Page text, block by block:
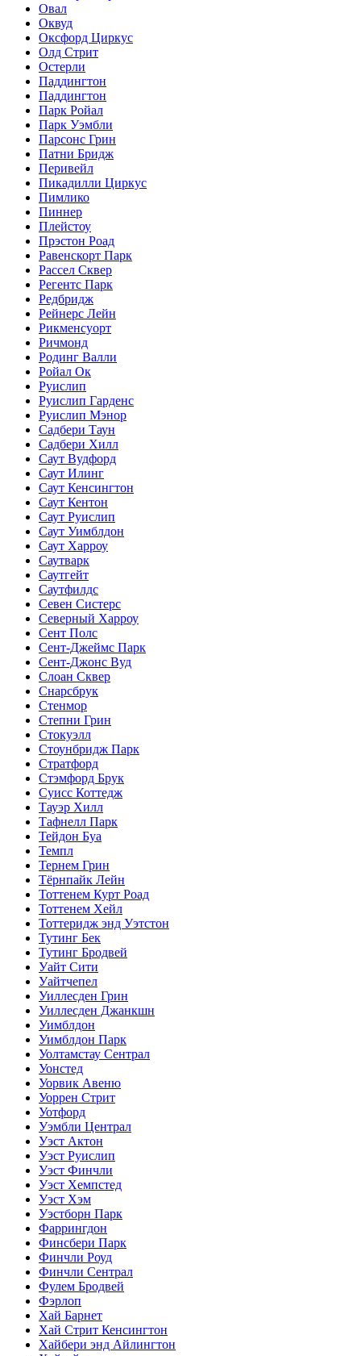
Овал
Оквуд
Оксфорд Циркус
Олд Стрит
Остерли
Паддингтон
Паддингтон
Парк Ройал
Парк Уэмбли
Парсонс Грин
Патни Бридж
Перивейл
Пикадилли Циркус
Пимлико
Пиннер
Плейстоу
Прэстон Роад
Равенскорт Парк
Рассел Сквер
Регентс Парк
Редбридж
Рейнерс Лейн
Рикменсуорт
Ричмонд
Родинг Валли
Ройал Ок
Руислип
Руислип Гарденс
Руислип Мэнор
Садбери Таун
Садбери Хилл
Саут Вудфорд
Саут Илинг
Саут Кенсингтон
Саут Кентон
Саут Руислип
Саут Уимблдон
Саут Харроу
Саутварк
Саутгейт
Саутфилдс
Севен Систерс
Северный Харроу
Сент Полс
Сент-Джеймс Парк
Сент-Джонс Вуд
Слоан Сквер
Снарсбрук
Стенмор
Степни Грин
Стокуэлл
Стоунбридж Парк
Стратфорд
Стэмфорд Брук
Суисс Коттедж
Тауэр Хилл
Тафнелл Парк
Тейдон Буа
Темпл
Тернем Грин
Тёрнпайк Лейн
Тоттенем Курт Роад
Тоттенем Хейл
Тоттеридж энд Уэтстон
Тутинг Бек
Тутинг Бродвей
Уайт Сити
Уайтчепел
Уиллесден Грин
Уиллесден Джанкшн
Уимблдон
Уимблдон Парк
Уолтамстау Сентрал
Уонстед
Уорвик Авеню
Уоррен Стрит
Уотфорд
Уэмбли Централ
Уэст Актон
Уэст Руислип
Уэст Финчли
Уэст Хемпстед
Уэст Хэм
Уэстборн Парк
Фаррингдон
Финсбери Парк
Финчли Роуд
Финчли Сентрал
Фулем Бродвей
Фэрлоп
Хай Барнет
Хай Стрит Кенсингтон
Хайбери энд Айлингтон